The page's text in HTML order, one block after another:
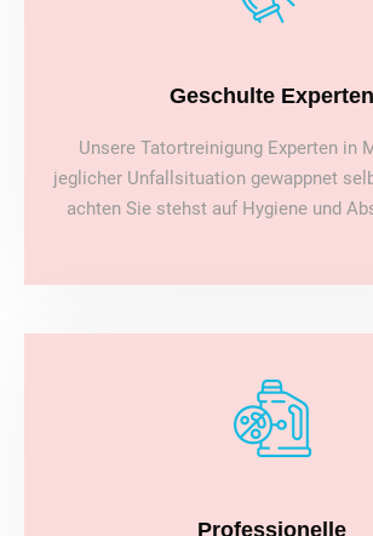
Geschulte Experten
Unsere Tatortreinigung Experten in
jeglicher Unfallsituation gewappnet
achten Sie stehst auf Hygiene und
Professionelle